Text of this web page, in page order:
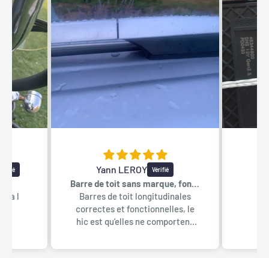
a l
Yann LEROY
Barre de toit sans marque, fonctionnelles
Barres de toit longitudinales
correctes et fonctionnelles, le
hic est qu’elles ne comportent
pas à la portée de tout le monde.